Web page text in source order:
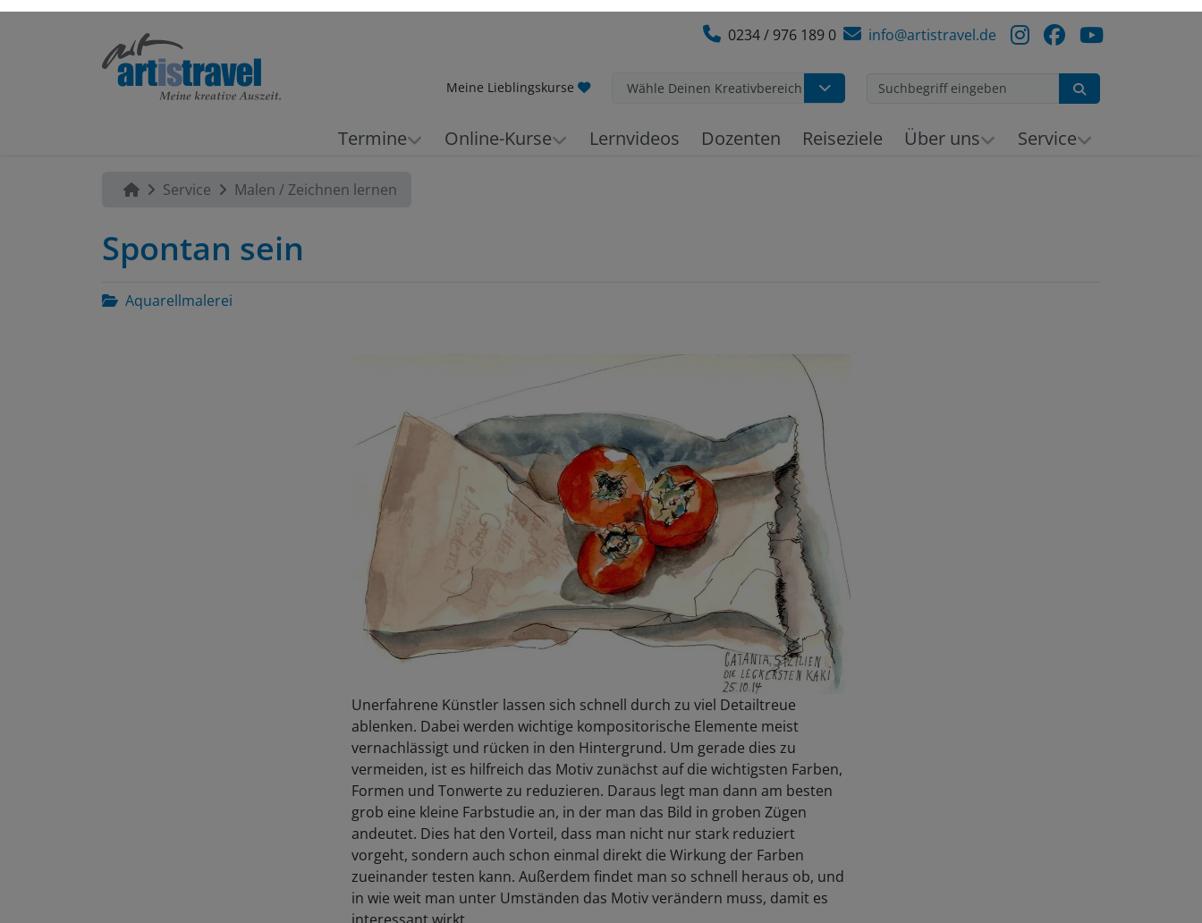
Suchen
Termine Online-Kurse Lernvideos Dozenten Reiseziele Über uns Service
Service Malen / Zeichnen lernen
Spontan sein
Aquarellmalerei
Unerfahrene Künstler lassen sich schnell durch zu viel Detailtreue
ablenken. Dabei werden wichtige kompositorische Elemente meist
vernachlässigt und rücken in den Hintergrund. Um gerade dies zu
vermeiden, ist es hilfreich das Motiv zunächst auf die wichtigsten Farben,
Formen und Tonwerte zu reduzieren. Daraus legt man dann am besten
grob eine kleine Farbstudie an, in der man das Bild in groben Zügen
andeutet. Dies hat den Vorteil, dass man nicht nur stark reduziert
vorgeht, sondern auch schon einmal direkt die Wirkung der Farben
zueinander testen kann. Außerdem findet man so schnell heraus ob, und
in wie weit man unter Umständen das Motiv verändern muss, damit es
interessant wirkt.